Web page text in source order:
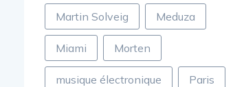
Martin Solveig Meduza
Miami Morten
musique électronique Paris